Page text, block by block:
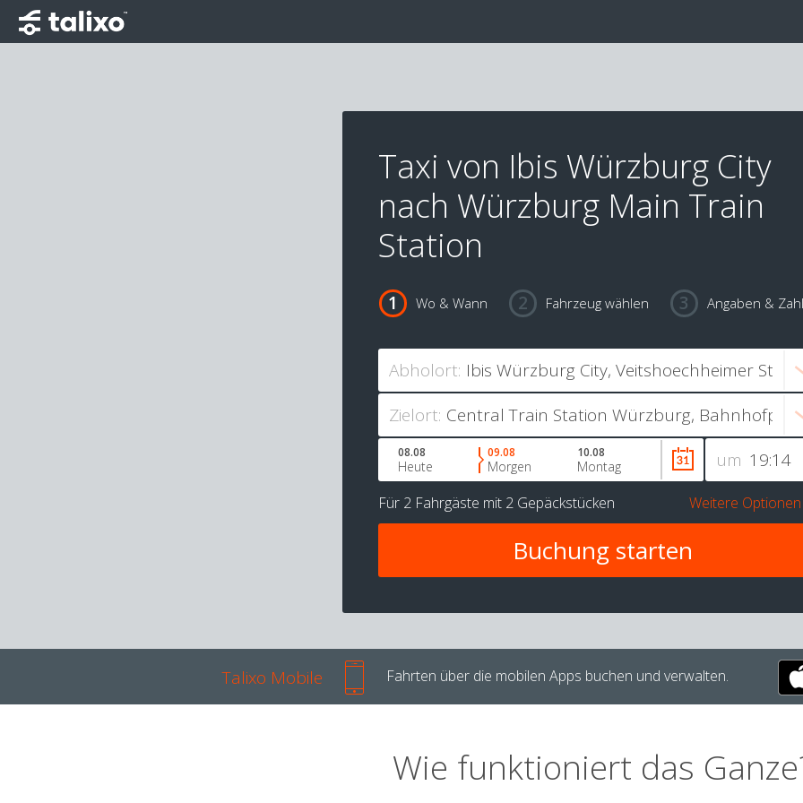
Taxi von Ibis Würzburg City
nach Würzburg Main Train
Station
Wo & Wann Fahrzeug wählen Angaben &
Abholort:
Zielort:
um
08.08
Heute
09.08
Morgen
10.08
Montag
Für 2 Fahrgäste mit 2 Gepäckstücken Weitere Optionen
Talixo Mobile Fahrten über die mobilen Apps buchen und verwalten.
Wie funktioniert das